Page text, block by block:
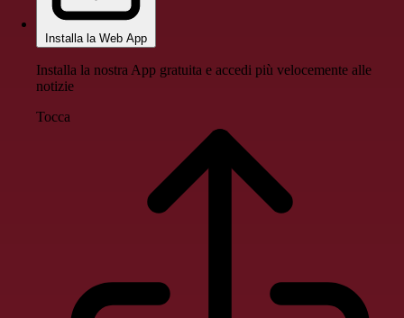
Installa la Web App
Installa la nostra App gratuita e accedi più velocemente alle
notizie
Tocca